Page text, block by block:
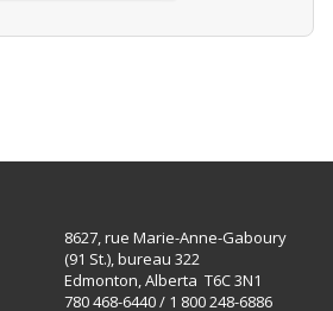
8627, rue Marie-Anne-Gaboury
(91 St.), bureau 322
Edmonton, Alberta T6C 3N1
780 468-6440 / 1 800 248-6886